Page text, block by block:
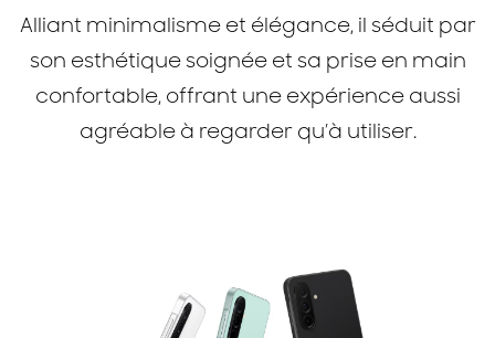
Alliant minimalisme et élégance, il séduit par
son esthétique soignée et sa prise en main
confortable, offrant une expérience aussi
agréable à regarder qu’à utiliser.